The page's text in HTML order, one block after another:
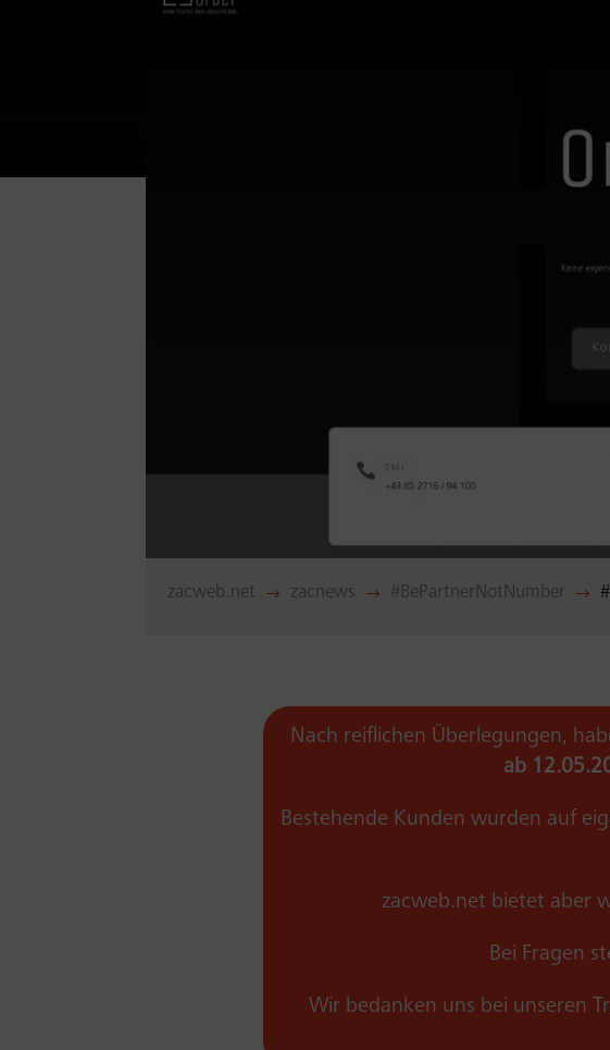
zacweb.net $ zacnews $ #BePartnerNotNumber $
Nach reiflichen Überlegungen,
ab
Bestehende Kunden wurden auf
zacweb.net bietet aber
Bei Fragen
Wir bedanken uns bei unseren